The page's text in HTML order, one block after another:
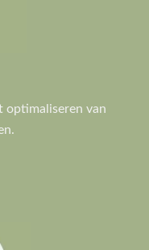
optimaliseren van